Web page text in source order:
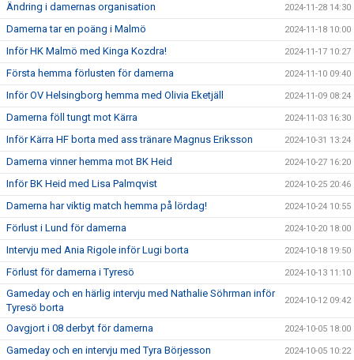
Ändring i damernas organisation 2024-11-28 14:30
Damerna tar en poäng i Malmö 2024-11-18 10:00
Inför HK Malmö med Kinga Kozdra! 2024-11-17 10:27
Första hemma förlusten för damerna 2024-11-10 09:40
Inför OV Helsingborg hemma med Olivia Eketjäll 2024-11-09 08:24
Damerna föll tungt mot Kärra 2024-11-03 16:30
Inför Kärra HF borta med ass tränare Magnus Eriksson 2024-10-31 13:24
Damerna vinner hemma mot BK Heid 2024-10-27 16:20
Inför BK Heid med Lisa Palmqvist 2024-10-25 20:46
Damerna har viktig match hemma på lördag! 2024-10-24 10:55
Förlust i Lund för damerna 2024-10-20 18:00
Intervju med Ania Rigole inför Lugi borta 2024-10-18 19:50
Förlust för damerna i Tyresö 2024-10-13 11:10
Gameday och en härlig intervju med Nathalie Söhrman inför
Tyresö borta
2024-10-12 09:42
Oavgjort i 08 derbyt för damerna 2024-10-05 18:00
Gameday och en intervju med Tyra Börjesson 2024-10-05 10:22